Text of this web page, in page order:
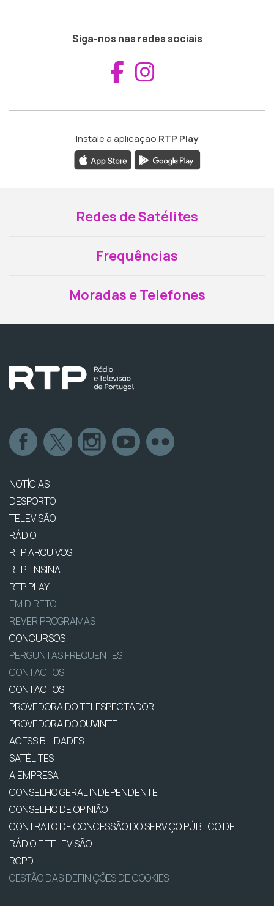
Siga-nos nas redes sociais
Aceder ao
Instale a aplicação RTP Play
Redes de Satélites
Frequências
Moradas e Telefones
NOTÍCIAS
DESPORTO
TELEVISÃO
RÁDIO
RTP ARQUIVOS
RTP ENSINA
RTP PLAY
EM DIRETO
REVER PROGRAMAS
CONCURSOS
PERGUNTAS FREQUENTES
CONTACTOS
CONTACTOS
PROVEDORA DO TELESPECTADOR
PROVEDORA DO OUVINTE
ACESSIBILIDADES
SATÉLITES
A EMPRESA
CONSELHO GERAL INDEPENDENTE
CONSELHO DE OPINIÃO
CONTRATO DE CONCESSÃO DO SERVIÇO PÚBLICO DE
RÁDIO E TELEVISÃO
RGPD
GESTÃO DAS DEFINIÇÕES DE COOKIES